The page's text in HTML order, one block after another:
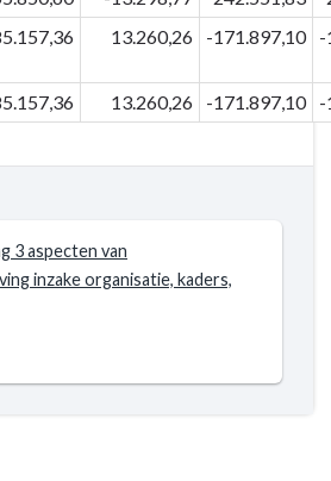
13.260,26 -171.897,10 -
13.260,26 -171.897,10 -
3 aspecten van
inzake organisatie, kaders,